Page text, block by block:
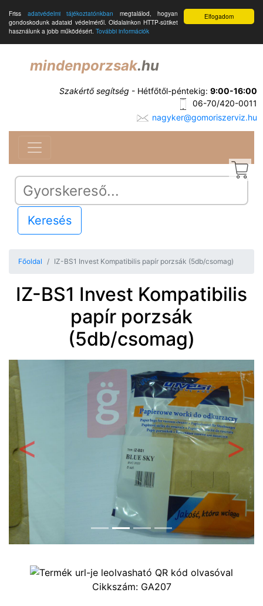
Elfogadom
Friss adatvédelmi tájékoztatónkban megtalálod, hogyan
gondoskodunk adataid védelméről. Oldalainkon HTTP-sütiket
használunk a jobb működésért. További információk
mindenporzsak.hu
Szakértő segítség - Hétfőtől-péntekig: 9:00-16:00
06-70/420-0011
nagyker@gomoriszerviz.hu
Keresés
Főoldal IZ-BS1 Invest Kompatibilis papír porzsák (5db/csomag)
IZ-BS1 Invest Kompatibilis
papír porzsák
(5db/csomag)
Előző
Cikkszám: GA207